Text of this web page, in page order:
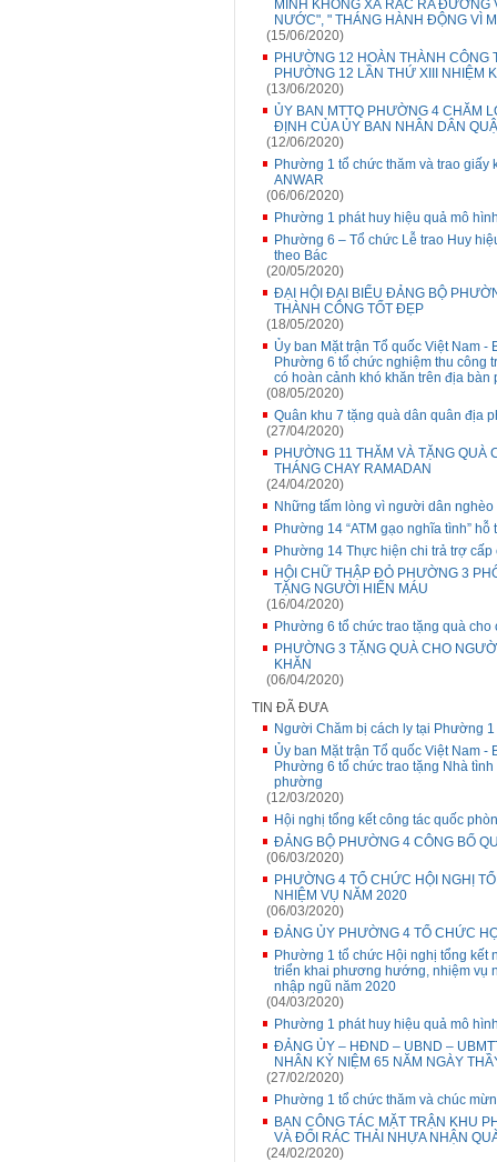
MINH KHÔNG XẢ RÁC RA ĐƯỜNG
NƯỚC", " THÁNG HÀNH ĐỘNG VÌ
(15/06/2020)
PHƯỜNG 12 HOÀN THÀNH
PHƯỜNG 12 LẦN THỨ XIII NHIỆM
(13/06/2020)
ỦY BAN MTTQ PHƯỜNG 4 CHĂM
ĐỊNH CỦA ỦY BAN NHÂN DÂN
(12/06/2020)
Phường 1 tổ chức thăm và trao
ANWAR
(06/06/2020)
Phường 1 phát huy hiệu quả mô
Phường 6 – Tổ chức Lễ trao Huy
theo Bác
(20/05/2020)
ĐẠI HỘI ĐẠI BIỂU ĐẢNG BỘ
THÀNH CÔNG TỐT ĐẸP
(18/05/2020)
Ủy ban Mặt trận Tổ quốc Việt Nam -
Phường 6 tổ chức nghiệm thu công
có hoàn cảnh khó khăn trên địa bàn
(08/05/2020)
Quân khu 7 tặng quà dân quân địa
(27/04/2020)
PHƯỜNG 11 THĂM VÀ TẶNG
THÁNG CHAY RAMADAN
(24/04/2020)
Những tấm lòng vì người dân
Phường 14 “ATM gạo nghĩa tình”
Phường 14 Thực hiện chi trả trợ
HỘI CHỮ THẬP ĐỎ PHƯỜNG 3
TẶNG NGƯỜI HIẾN MÁU
(16/04/2020)
Phường 6 tổ chức trao tặng quà
PHƯỜNG 3 TẶNG QUÀ CHO
KHĂN
(06/04/2020)
TIN ĐÃ ĐƯA
Người Chăm bị cách ly tại Phường
Ủy ban Mặt trận Tổ quốc Việt Nam -
Phường 6 tổ chức trao tặng Nhà
phường
(12/03/2020)
Hội nghị tổng kết công tác quốc
ĐẢNG BỘ PHƯỜNG 4 CÔNG BỐ
(06/03/2020)
PHƯỜNG 4 TỔ CHỨC HỘI NGHỊ
NHIỆM VỤ NĂM 2020
(06/03/2020)
ĐẢNG ỦY PHƯỜNG 4 TỔ CHỨC
Phường 1 tổ chức Hội nghị tổng kết
triển khai phương hướng, nhiệm vụ
nhập ngũ năm 2020
(04/03/2020)
Phường 1 phát huy hiệu quả mô
ĐẢNG ỦY – HĐND – UBND –
NHÂN KỶ NIỆM 65 NĂM NGÀY
(27/02/2020)
Phường 1 tổ chức thăm và chúc
BAN CÔNG TÁC MẶT TRẬN KHU
VÀ ĐỔI RÁC THẢI NHỰA NHẬN
(24/02/2020)